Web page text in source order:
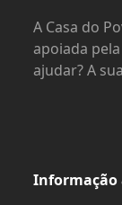
A Casa do
apoiada
ajudar? A
Informação